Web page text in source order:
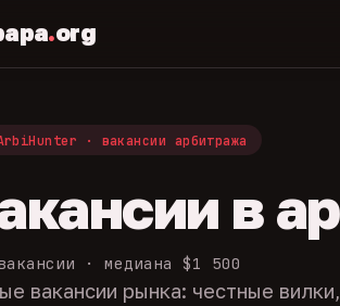
.org
· вакансии арбитража
в
· медиана $1 500
вакансии рынка: честные